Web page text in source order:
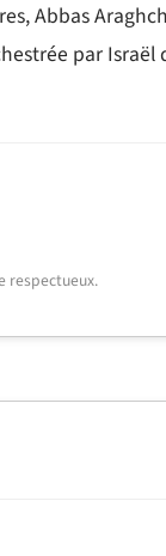
Abbas
par Israël
respectueux.